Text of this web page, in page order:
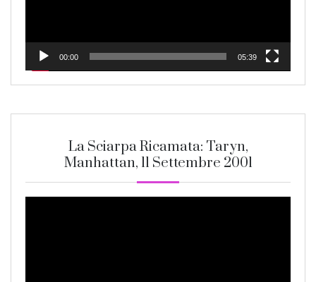
00:00 05:39
La Sciarpa Ricamata: Taryn,
Manhattan, 11 Settembre 2001